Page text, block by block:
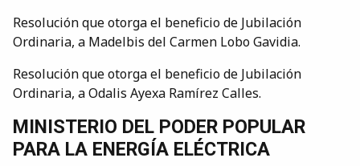
Resolución que otorga el beneficio de Jubilación
Ordinaria, a Madelbis del Carmen Lobo Gavidia.
Resolución que otorga el beneficio de Jubilación
Ordinaria, a Odalis Ayexa Ramírez Calles.
MINISTERIO DEL PODER POPULAR
PARA LA ENERGÍA ELÉCTRICA